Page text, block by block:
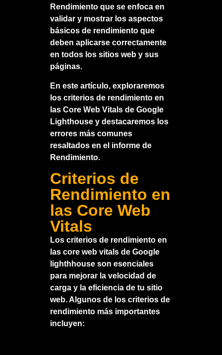
Rendimiento que se enfoca en
validar y mostrar los aspectos
básicos de rendimiento que
deben aplicarse correctamente
en todos los sitios web y sus
páginas.
En este artículo, exploraremos
los criterios de rendimiento en
las Core Web Vitals de Google
Lighthouse y destacaremos los
errores más comunes
resaltados en el informe de
Rendimiento.
Criterios de
Rendimiento en
las Core Web
Vitals
Los criterios de rendimiento en
las core web vitals de Google
lighthhouse son esenciales
para mejorar la velocidad de
carga y la eficiencia de tu sitio
web. Algunos de los criterios de
rendimiento más importantes
incluyen: